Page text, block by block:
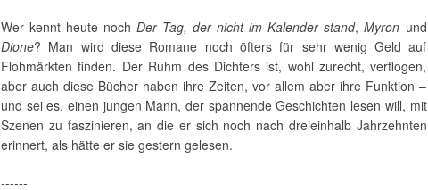
Wer kennt heute nochDer Tag, der nicht im Kalender stand,Myron und
Dione? Man wird diese Romane noch öfters für sehr wenig Geld auf
Flohmärkten finden. Der Ruhm des Dichters ist, wohl zurecht, verflogen,
aber auch diese Bücher haben ihre Zeiten, vor allem aber ihre Funktion –
und sei es, einen jungen Mann, der spannende Geschichten lesen will, mit
Szenen zu faszinieren, an die er sich noch nach dreieinhalb Jahrzehnten
erinnert, als hätte er sie gestern gelesen.
------